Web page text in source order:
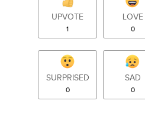
UPVOTE
1
LOVE
0
SURPRISED
0
SAD
0